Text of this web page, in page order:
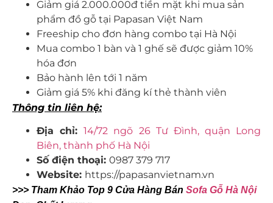
Giảm giá 2.000.000đ tiền mặt khi mua sản
phẩm đồ gỗ tại Papasan Việt Nam
Freeship cho đơn hàng combo tại Hà Nội
Mua combo 1 bàn và 1 ghế sẽ được giảm 10%
hóa đơn
Bảo hành lên tới 1 năm
Giảm giá 5% khi đăng kí thẻ thành viên
Thông tin liên hệ:
Địa chỉ:14/72 ngõ 26 Tư Đình, quận Long
Biên, thành phố Hà Nội
Số điện thoại: 0987 379 717
Website: https://papasanvietnam.vn
>>> Tham Khảo Top 9 Cửa Hàng Bán Sofa Gỗ Hà Nội